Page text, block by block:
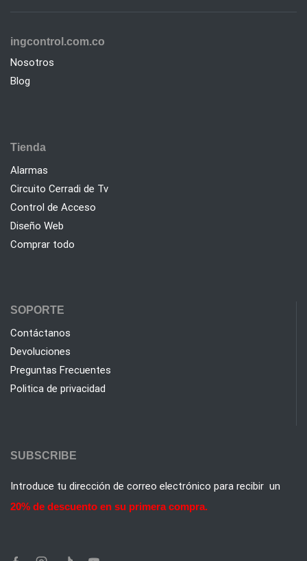
ingcontrol.com.co
Nosotros
Blog
Tienda
Alarmas
Circuito Cerradi de Tv
Control de Acceso
Diseño Web
Comprar todo
SOPORTE
Contáctanos
Devoluciones
Preguntas Frecuentes
Politica de privacidad
SUBSCRIBE
Introduce tu dirección de correo electrónico para recibir un
20% de descuento en su primera compra.